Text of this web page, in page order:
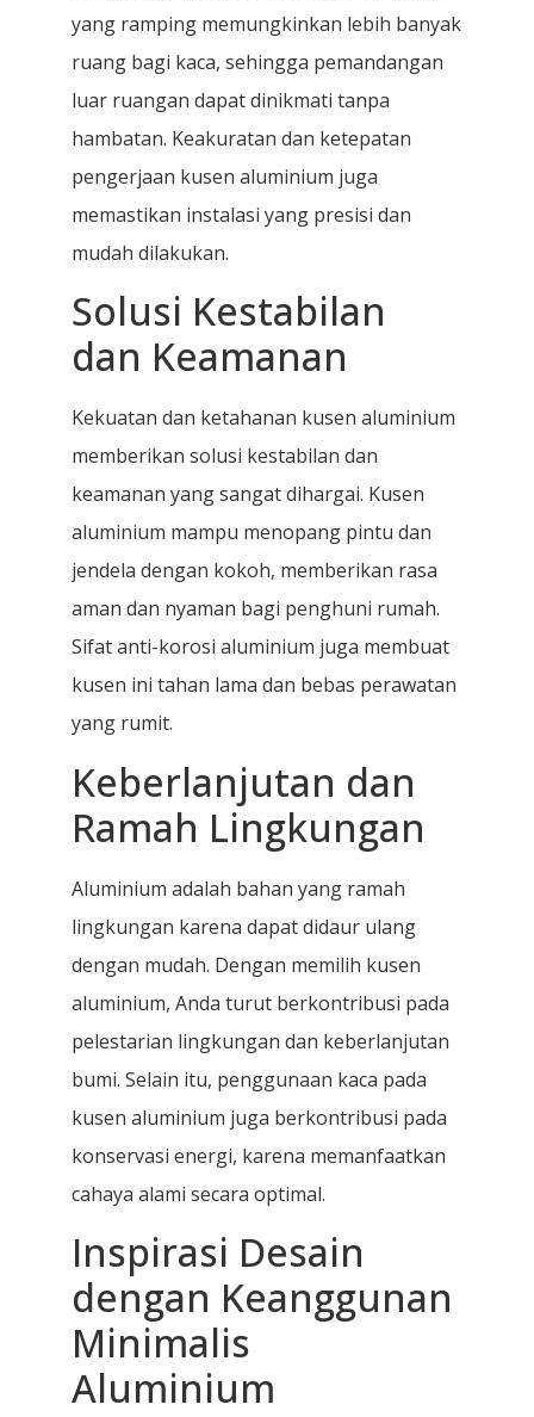
yang ramping memungkinkan lebih banyak
ruang bagi kaca, sehingga pemandangan
luar ruangan dapat dinikmati tanpa
hambatan. Keakuratan dan ketepatan
pengerjaan kusen aluminium juga
memastikan instalasi yang presisi dan
mudah dilakukan.
Solusi Kestabilan
dan Keamanan
Kekuatan dan ketahanan kusen aluminium
memberikan solusi kestabilan dan
keamanan yang sangat dihargai. Kusen
aluminium mampu menopang pintu dan
jendela dengan kokoh, memberikan rasa
aman dan nyaman bagi penghuni rumah.
Sifat anti-korosi aluminium juga membuat
kusen ini tahan lama dan bebas perawatan
yang rumit.
Keberlanjutan dan
Ramah Lingkungan
Aluminium adalah bahan yang ramah
lingkungan karena dapat didaur ulang
dengan mudah. Dengan memilih kusen
aluminium, Anda turut berkontribusi pada
pelestarian lingkungan dan keberlanjutan
bumi. Selain itu, penggunaan kaca pada
kusen aluminium juga berkontribusi pada
konservasi energi, karena memanfaatkan
cahaya alami secara optimal.
Inspirasi Desain
dengan Keanggunan
Minimalis
Aluminium